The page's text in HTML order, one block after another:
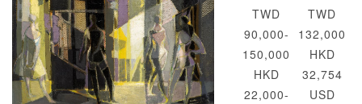
TWD
90,000-
150,000
HKD
22,000-
TWD
132,000
HKD
32,754
USD